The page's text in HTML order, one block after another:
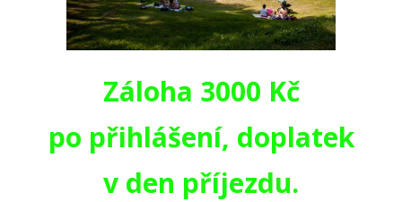
Záloha 3000 Kč
po přihlášení, doplatek
v den příjezdu.